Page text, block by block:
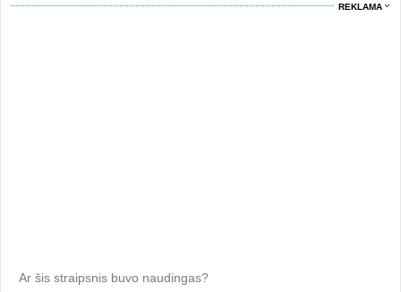
REKLAMA
Ar šis straipsnis buvo naudingas?